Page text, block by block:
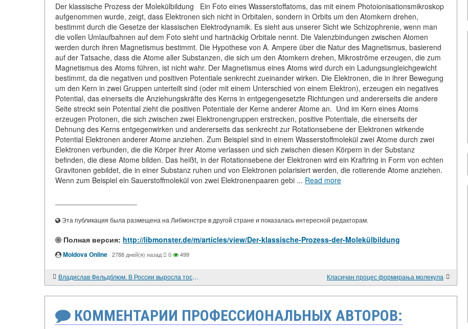
Der klassische Prozess der Molekülbildung Ein Foto eines Wasserstoffatoms, das mit einem Photoionisationsmikroskop
aufgenommen wurde, zeigt, dass Elektronen sich nicht in Orbitalen, sondern in Orbits um den Atomkern drehen,
bestimmt durch die Gesetze der klassischen Elektrodynamik. Es sieht aus unserer Sicht wie Schizophrenie, wenn man
die vollen Umlaufbahnen auf dem Foto sieht und hartnäckig Orbitale nennt. Die Valenzbindungen zwischen Atomen
werden durch ihren Magnetismus bestimmt. Die Hypothese von A. Ampere über die Natur des Magnetismus, basierend
auf der Tatsache, dass die Atome aller Substanzen, die sich um den Atomkern drehen, Mikroströme erzeugen, die zum
Magnetismus des Atoms führen, ist nicht wahr. Der Magnetismus eines Atoms wird durch ein Ladungsungleichgewicht
bestimmt, da die negativen und positiven Potentiale senkrecht zueinander wirken. Die Elektronen, die in ihrer Bewegung
um den Kern in zwei Gruppen unterteilt sind (oder mit einem Unterschied von einem Elektron), erzeugen ein negatives
Potential, das einerseits die Anziehungskräfte des Kerns in entgegengesetzte Richtungen und andererseits die andere
Seite streckt sein Potential zieht die positiven Potentiale der Kerne anderer Atome an. Und im Kern eines Atoms
erzeugen Protonen, die sich zwischen zwei Elektronengruppen erstrecken, positive Potentiale, die einerseits der
Dehnung des Kerns entgegenwirken und andererseits das senkrecht zur Rotationsebene der Elektronen wirkende
Potential Elektronen anderer Atome anziehen. Zum Beispiel sind in einem Wasserstoffmolekül zwei Atome durch zwei
Elektronen verbunden, die die Körper ihrer Atome verlassen und sich zwischen diesen Körpern in der Substanz
befinden, die diese Atome bilden. Das heißt, in der Rotationsebene der Elektronen wird ein Kraftring in Form von echten
Gravitonen gebildet, die in einer Substanz ruhen und von Elektronen polarisiert werden, die rotierende Atome anziehen.
Wenn zum Beispiel ein Sauerstoffmolekül von zwei Elektronenpaaren gebi ... Read more
Эта публикация была размещена на Либмонстре в другой стране и показалась интересной редакторам.
Полная версия: http://libmonster.de/m/articles/view/Der-klassische-Prozess-der-Molekülbildung
Moldova Online · 2788 дней(я) назад 0 499
Владислав Фельдблюм. В России выросла тоска по Советскому Союзу Класичан процес формирања молекула
КОММЕНТАРИИ ПРОФЕССИОНАЛЬНЫХ АВТОРОВ: